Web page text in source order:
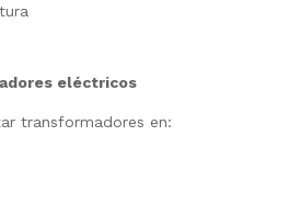
eléctricos
transformadores en: